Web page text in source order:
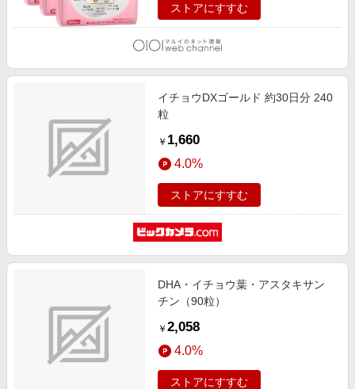
ストアにすすむ
イチョウDXゴールド 約30日分 240
粒
￥ 1,660
4.0%
ストアにすすむ
DHA・イチョウ葉・アスタキサン
チン（90粒）
￥ 2,058
4.0%
ストアにすすむ